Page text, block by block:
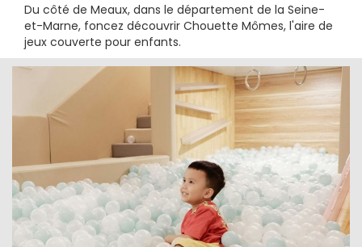
Du côté de Meaux, dans le département de la Seine-
et-Marne, foncez découvrir Chouette Mômes, l'aire de
jeux couverte pour enfants.